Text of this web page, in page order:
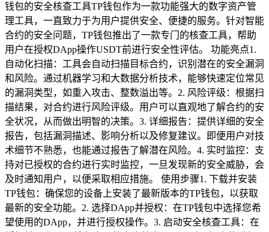
钱包的安全核查工具TP钱包作为一款功能强大的数字资产管
理工具，一直致力于为用户提供安全、便捷的服务。针对智能
合约的安全问题，TP钱包推出了一款专门的核查工具，帮助
用户在授权DApp操作USDT前进行安全性评估。 功能亮点1.
自动化扫描：工具会自动扫描目标合约，识别潜在的安全漏洞
和风险。通过机器学习和大数据分析技术，能够快速定位常见
的漏洞类型，如重入攻击、整数溢出等。2. 风险评级：根据扫
描结果，对合约进行风险评级。用户可以直观地了解合约的安
全状况，从而做出明智的决策。3. 详细报告：提供详细的安全
报告，包括漏洞描述、影响分析以及修复建议。即便用户对技
术细节不熟悉，也能通过报告了解潜在风险。4. 实时监控：支
持对已授权的合约进行实时监控，一旦发现新的安全威胁，会
及时通知用户，以便采取相应措施。 使用步骤1. 下载并安装
TP钱包：确保您的设备上安装了最新版本的TP钱包，以获取
最新的安全功能。2. 选择DApp并授权：在TP钱包中选择您希
望使用的DApp，并进行授权操作。3. 启动安全核查工具：在